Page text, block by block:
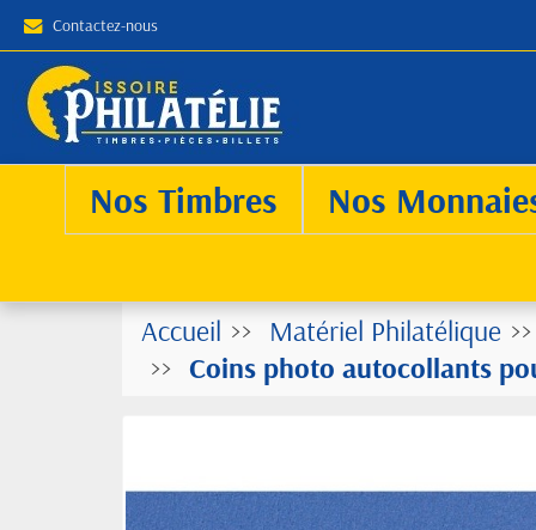
Contactez-nous
Nos Timbres Nos
Accueil
Matériel Philatélique
Coins photo autocollants